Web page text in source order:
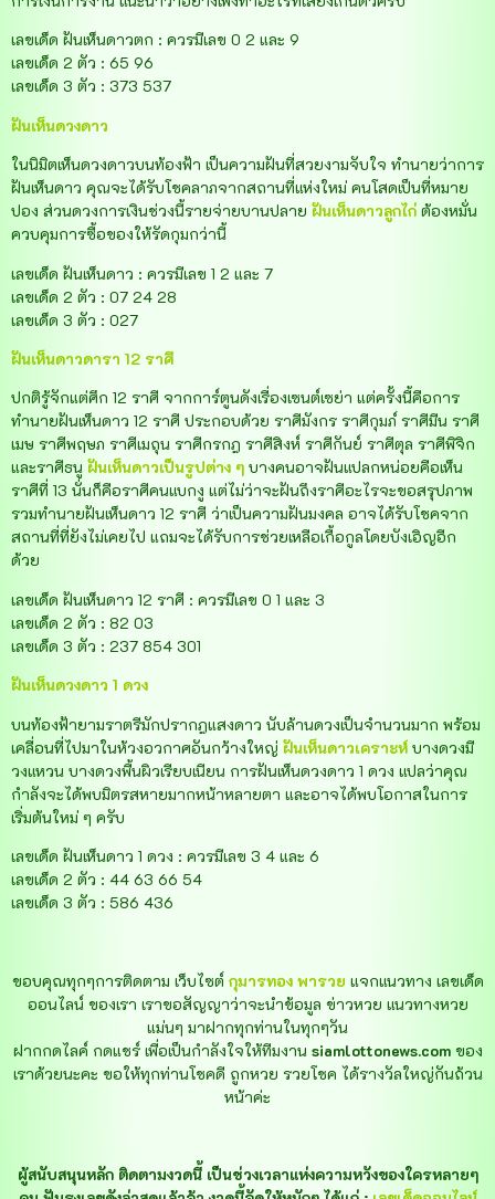
เลขเด็ด ฝันเห็นดาวตก : ควรมีเลข 0 2 และ 9
เลขเด็ด 2 ตัว : 65 96
เลขเด็ด 3 ตัว : 373 537
ฝันเห็นดวงดาว
ในนิมิตเห็นดวงดาวบนท้องฟ้า เป็นความฝันที่สวยงามจับใจ ทำนายว่าการ
ฝันเห็นดาว คุณจะได้รับโชคลาภจากสถานที่แห่งใหม่ คนโสดเป็นที่หมาย
ปอง ส่วนดวงการเงินช่วงนี้รายจ่ายบานปลาย ฝันเห็นดาวลูกไก่ ต้องหมั่น
ควบคุมการซื้อของให้รัดกุมกว่านี้
เลขเด็ด ฝันเห็นดาว : ควรมีเลข 1 2 และ 7
เลขเด็ด 2 ตัว : 07 24 28
เลขเด็ด 3 ตัว : 027
ฝันเห็นดาวดารา 12 ราศี
ปกติรู้จักแต่ศึก 12 ราศี จากการ์ตูนดังเรื่องเซนต์เซย่า แต่ครั้งนี้คือการ
ทำนายฝันเห็นดาว 12 ราศี ประกอบด้วย ราศีมังกร ราศีกุมภ์ ราศีมีน ราศี
เมษ ราศีพฤษภ ราศีเมถุน ราศีกรกฎ ราศีสิงห์ ราศีกันย์ ราศีตุล ราศีพิจิก
และราศีธนู ฝันเห็นดาวเป็นรูปต่าง ๆ บางคนอาจฝันแปลกหน่อยคือเห็น
ราศีที่ 13 นั่นก็คือราศีคนแบกงู แต่ไม่ว่าจะฝันถึงราศีอะไรจะขอสรุปภาพ
รวมทำนายฝันเห็นดาว 12 ราศี ว่าเป็นความฝันมงคล อาจได้รับโชคจาก
สถานที่ที่ยังไม่เคยไป แถมจะได้รับการช่วยเหลือเกื้อกูลโดยบังเอิญอีก
ด้วย
เลขเด็ด ฝันเห็นดาว 12 ราศี : ควรมีเลข 0 1 และ 3
เลขเด็ด 2 ตัว : 82 03
เลขเด็ด 3 ตัว : 237 854 301
ฝันเห็นดวงดาว 1 ดวง
บนท้องฟ้ายามราตรีมักปรากฎแสงดาว นับล้านดวงเป็นจำนวนมาก พร้อม
เคลื่อนที่ไปมาในห้วงอวกาศอันกว้างใหญ่ ฝันเห็นดาวเคราะห์ บางดวงมี
วงแหวน บางดวงพื้นผิวเรียบเนียน การฝันเห็นดวงดาว 1 ดวง แปลว่าคุณ
กำลังจะได้พบมิตรสหายมากหน้าหลายตา และอาจได้พบโอกาสในการ
เริ่มต้นใหม่ ๆ ครับ
เลขเด็ด ฝันเห็นดาว 1 ดวง : ควรมีเลข 3 4 และ 6
เลขเด็ด 2 ตัว : 44 63 66 54
เลขเด็ด 3 ตัว : 586 436
ขอบคุณทุกๆการติดตาม เว็บไซต์ กุมารทอง พารวย แจกแนวทาง เลขเด็ด
ออนไลน์ ของเรา เราขอสัญญาว่าจะนำข้อมูล ข่าวหวย แนวทางหวย
แม่นๆ มาฝากทุกท่านในทุกๆวัน
ฝากกดไลค์ กดแชร์ เพื่อเป็นกำลังใจให้ทีมงาน siamlottonews.comของ
เราด้วยนะคะ ขอให้ทุกท่านโชคดี ถูกหวย รวยโชค ได้รางวัลใหญ่กันถ้วน
หน้าค่ะ
ผู้สนับสนุนหลัก ติดตามงวดนี้ เป็นช่วงเวลาแห่งความหวังของใครหลายๆ